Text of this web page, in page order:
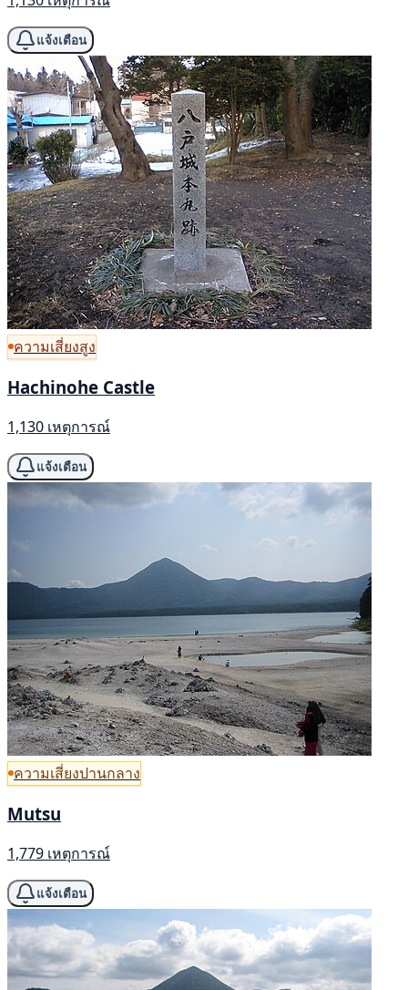
แจ้งเตือน
ความเสี่ยงสูง
Hachinohe Castle
1,130 เหตุการณ์
แจ้งเตือน
ความเสี่ยงปานกลาง
Mutsu
1,779 เหตุการณ์
แจ้งเตือน